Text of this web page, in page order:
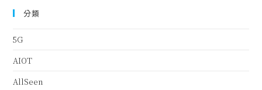
分類
5G
AIOT
AllSeen